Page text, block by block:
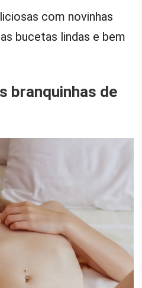
com novinhas
bucetas lindas e bem
branquinhas de